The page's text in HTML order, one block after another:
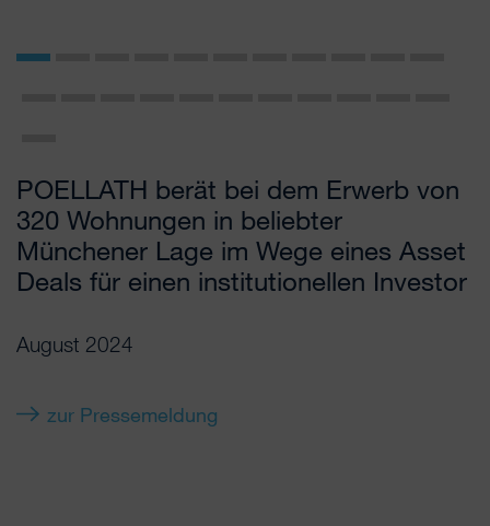
POELLATH berät bei dem Erwerb von
320 Wohnungen in beliebter
Münchener Lage im Wege eines Asset
Deals für einen institutionellen Investor
August 2024
zur Pressemeldung